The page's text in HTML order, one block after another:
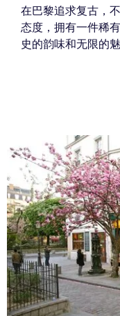
在巴黎追求复古，
态度，拥有一件稀
史的韵味和无限的魅